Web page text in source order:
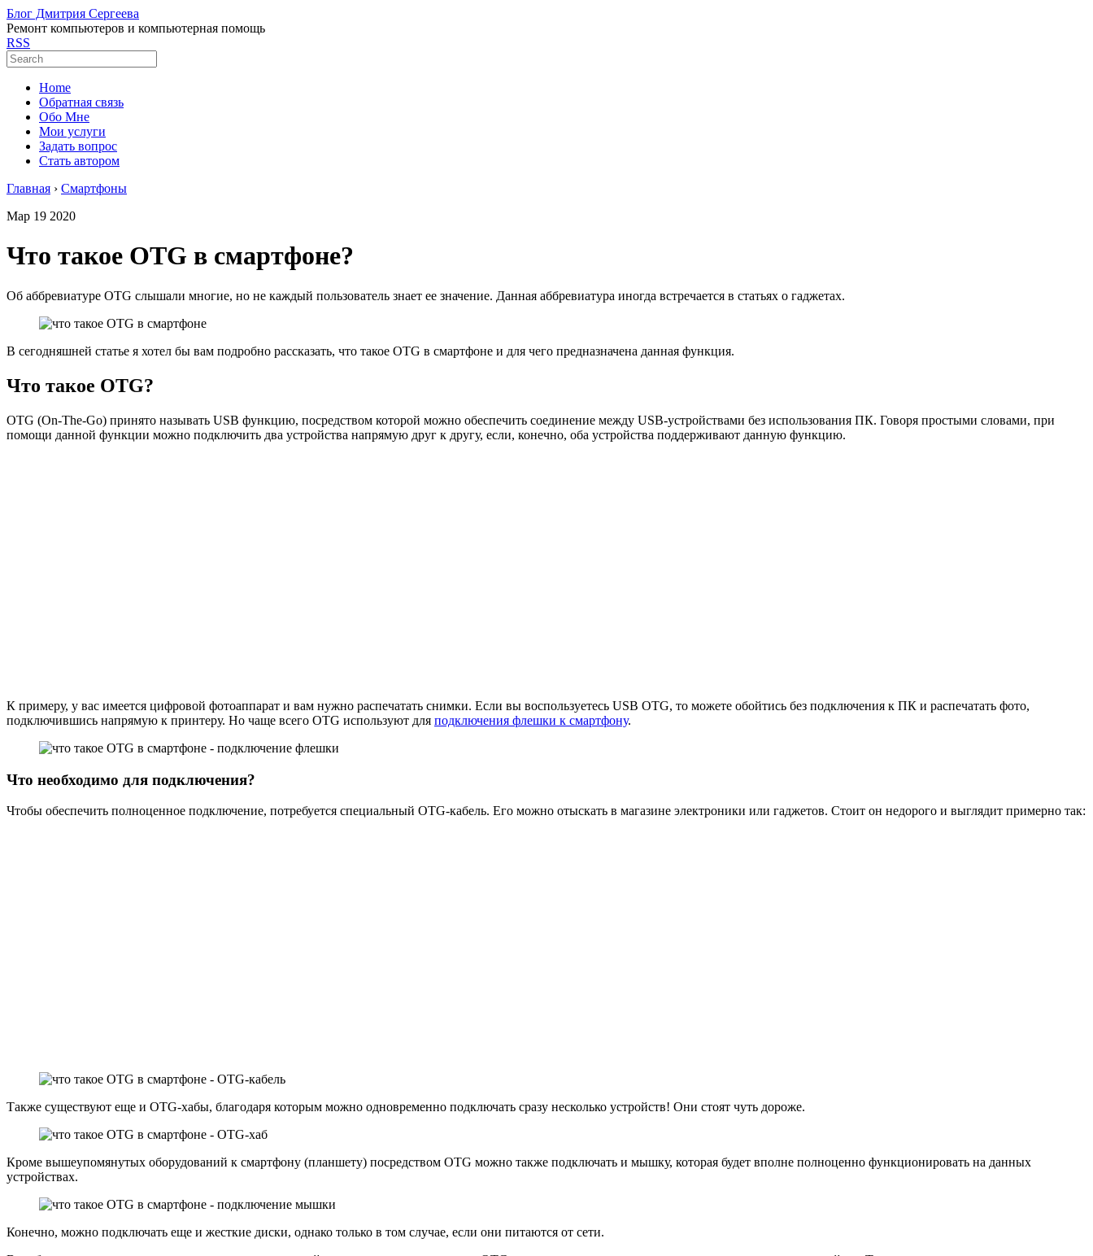
Блог Дмитрия Сергеева
Ремонт компьютеров и компьютерная помощь
RSS
Home
Обратная связь
Обо Мне
Мои услуги
Задать вопрос
Стать автором
Главная › Смартфоны
Мар 19 2020
Что такое OTG в смартфоне?
Об аббревиатуре OTG слышали многие, но не каждый пользователь знает ее значение. Данная аббревиатура иногда встречается в статьях о гаджетах.
В сегодняшней статье я хотел бы вам подробно рассказать, что такое OTG в смартфоне и для чего предназначена данная функция.
Что такое OTG?
OTG (On-The-Go) принято называть USB функцию, посредством которой можно обеспечить соединение между USB-устройствами без использования ПК. Говоря простыми словами, при
помощи данной функции можно подключить два устройства напрямую друг к другу, если, конечно, оба устройства поддерживают данную функцию.
К примеру, у вас имеется цифровой фотоаппарат и вам нужно распечатать снимки. Если вы воспользуетесь USB OTG, то можете обойтись без подключения к ПК и распечатать фото,
подключившись напрямую к принтеру. Но чаще всего OTG используют для подключения флешки к смартфону.
Что необходимо для подключения?
Чтобы обеспечить полноценное подключение, потребуется специальный OTG-кабель. Его можно отыскать в магазине электроники или гаджетов. Стоит он недорого и выглядит примерно так:
Также существуют еще и OTG-хабы, благодаря которым можно одновременно подключать сразу несколько устройств! Они стоят чуть дороже.
Кроме вышеупомянутых оборудований к смартфону (планшету) посредством OTG можно также подключать и мышку, которая будет вполне полноценно функционировать на данных
устройствах.
Конечно, можно подключать еще и жесткие диски, однако только в том случае, если они питаются от сети.